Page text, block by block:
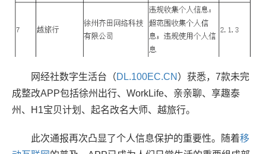
网经社数字生活台（DL.100EC.CN ）获悉，7款未完
成整改APP包括徐州出行、WorkLife、亲亲聊、享趣泰
州、H1宝贝计划、起名改名大师、越旅行。
此次通报再次凸显了个人信息保护的重要性。随着移